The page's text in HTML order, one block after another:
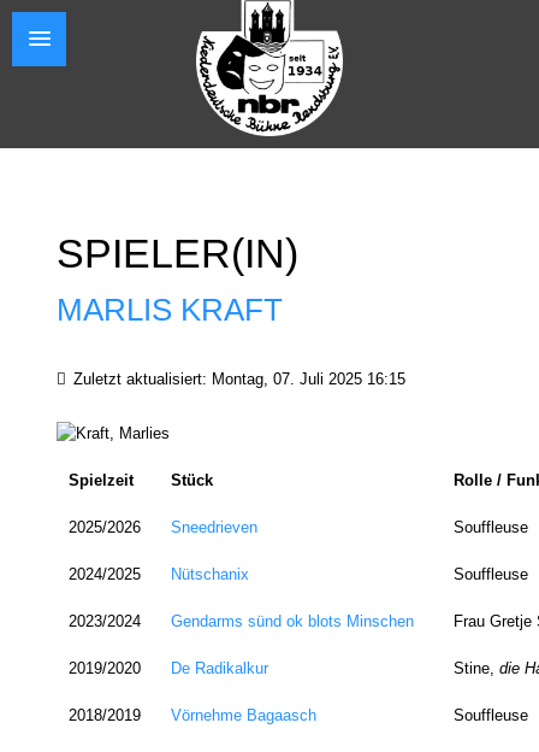
SPIELER(IN)
MARLIS KRAFT
Zuletzt aktualisiert: Montag, 07. Juli 2025 16:15
Spielzeit Stück Rolle /
2025/2026 Sneedrieven Souffleuse
2024/2025 Nütschanix Souffleuse
2023/2024 Gendarms sünd ok blots Minschen Frau Gretje
2019/2020 De Radikalkur Stine, die
2018/2019 Vörnehme Bagaasch Souffleuse